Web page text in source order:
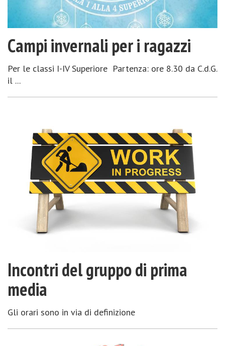
Campi invernali per i ragazzi
Per le classi I-IV Superiore Partenza: ore 8.30 da C.d.G.
il ...
Incontri del gruppo di prima
media
Gli orari sono in via di definizione